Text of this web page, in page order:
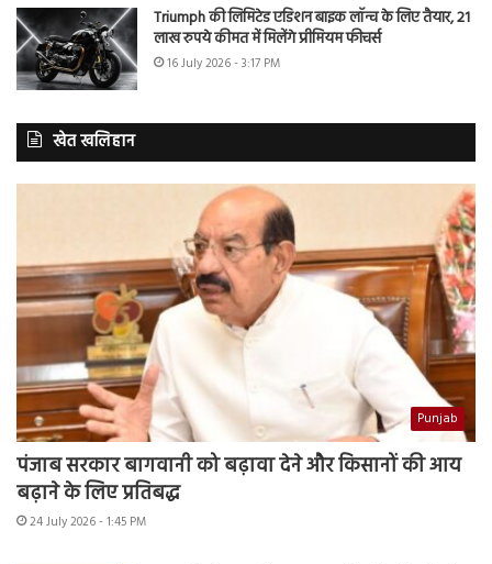
Triumph की लिमिटेड एडिशन बाइक लॉन्च के लिए तैयार, 21
लाख रुपये कीमत में मिलेंगे प्रीमियम फीचर्स
16 July 2026 - 3:17 PM
खेत खलिहान
Punjab
पंजाब सरकार बागवानी को बढ़ावा देने और किसानों की आय
बढ़ाने के लिए प्रतिबद्ध
24 July 2026 - 1:45 PM